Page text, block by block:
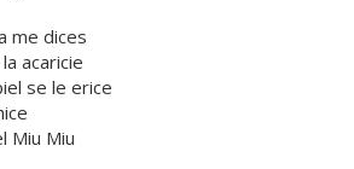
me dices
acaricie
se le erice
Miu Miu